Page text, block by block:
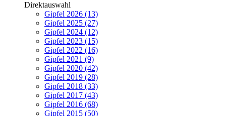
Direktauswahl
Gipfel 2026 (13)
Gipfel 2025 (27)
Gipfel 2024 (12)
Gipfel 2023 (15)
Gipfel 2022 (16)
Gipfel 2021 (9)
Gipfel 2020 (42)
Gipfel 2019 (28)
Gipfel 2018 (33)
Gipfel 2017 (43)
Gipfel 2016 (68)
Gipfel 2015 (50)